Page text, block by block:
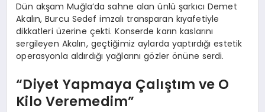
Dün akşam Muğla’da sahne alan ünlü şarkıcı Demet
Akalın, Burcu Sedef imzalı transparan kıyafetiyle
dikkatleri üzerine çekti. Konserde karın kaslarını
sergileyen Akalın, geçtiğimiz aylarda yaptırdığı estetik
operasyonla aldırdığı yağlarını gözler önüne serdi.
“Diyet Yapmaya Çalıştım ve O
Kilo Veremedim”